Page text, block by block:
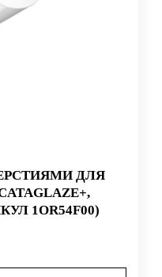
ДЛЯ
1OR54F00)